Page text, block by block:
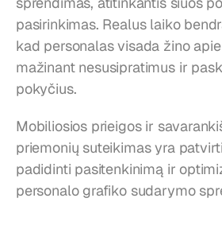
pasirinkimas. Realus laiko
kad personalas visada žino
mažinant nesusipratimus ir
pokyčius.
Mobiliosios prieigos ir
priemonių suteikimas yra
padidinti pasitenkinimą ir
personalo grafiko sudarymo